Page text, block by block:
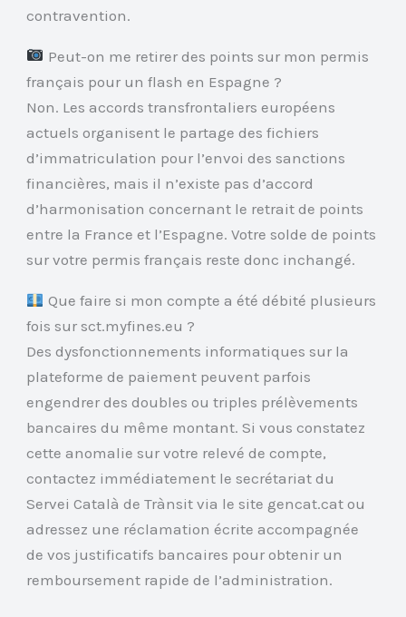
contravention.
Peut-on me retirer des points sur mon permis
français pour un flash en Espagne ?
Non. Les accords transfrontaliers européens
actuels organisent le partage des fichiers
d’immatriculation pour l’envoi des sanctions
financières, mais il n’existe pas d’accord
d’harmonisation concernant le retrait de points
entre la France et l’Espagne. Votre solde de points
sur votre permis français reste donc inchangé.
Que faire si mon compte a été débité plusieurs
fois sur sct.myfines.eu ?
Des dysfonctionnements informatiques sur la
plateforme de paiement peuvent parfois
engendrer des doubles ou triples prélèvements
bancaires du même montant. Si vous constatez
cette anomalie sur votre relevé de compte,
contactez immédiatement le secrétariat du
Servei Català de Trànsit via le site gencat.cat ou
adressez une réclamation écrite accompagnée
de vos justificatifs bancaires pour obtenir un
remboursement rapide de l’administration.